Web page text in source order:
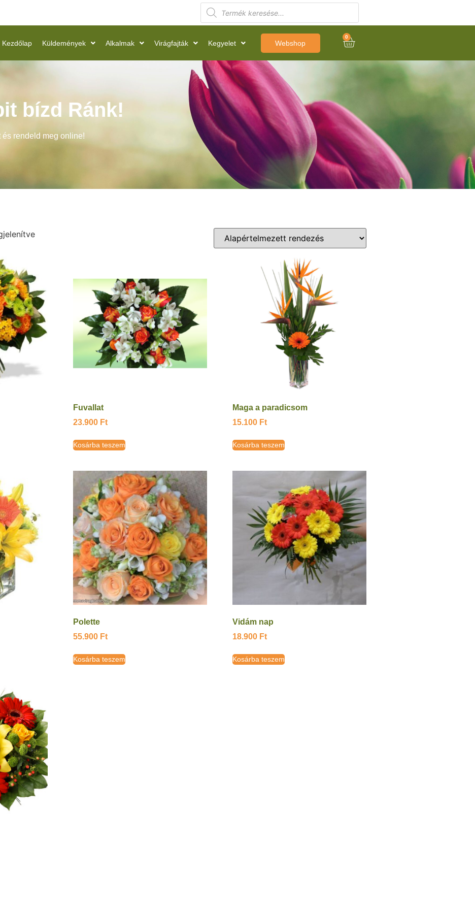
Kezdőlap Küldemények Alkalmak Virágfajták Kegyelet Webshop
0
bízd Ránk!
rendeld meg online!
Fuvallat
23.900 Ft
Kosárba teszem
Maga a paradicsom
15.100 Ft
Kosárba teszem
Polette
55.900 Ft
Kosárba teszem
Vidám nap
18.900 Ft
Kosárba teszem